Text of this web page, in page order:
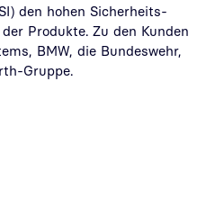
den hohen Sicherheits-
Produkte. Zu den Kunden
BMW, die Bundeswehr,
Gruppe.